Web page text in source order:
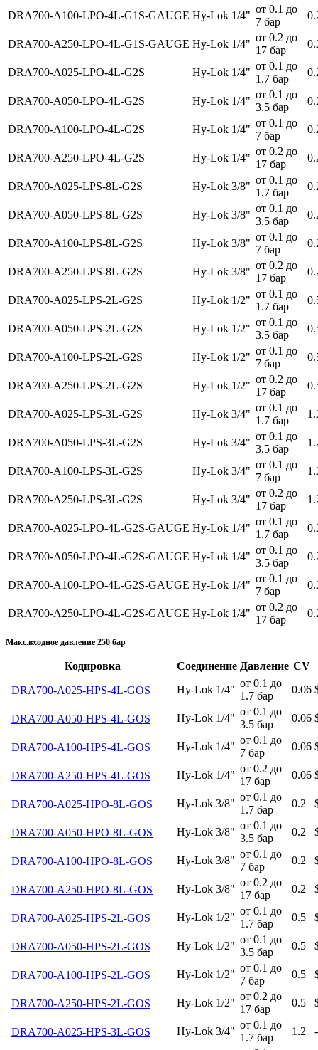
DRA700-A100-LPO-4L-G1S-GAUGE Hy-Lok 1/4"
от 0.1 до
7 бар
DRA700-A250-LPO-4L-G1S-GAUGE Hy-Lok 1/4"
от 0.2 до
17 бар
DRA700-A025-LPO-4L-G2S Hy-Lok 1/4"
от 0.1 до
1.7 бар
DRA700-A050-LPO-4L-G2S Hy-Lok 1/4"
от 0.1 до
3.5 бар
DRA700-A100-LPO-4L-G2S Hy-Lok 1/4"
от 0.1 до
7 бар
DRA700-A250-LPO-4L-G2S Hy-Lok 1/4"
от 0.2 до
17 бар
DRA700-A025-LPS-8L-G2S Hy-Lok 3/8"
от 0.1 до
1.7 бар
DRA700-A050-LPS-8L-G2S Hy-Lok 3/8"
от 0.1 до
3.5 бар
DRA700-A100-LPS-8L-G2S Hy-Lok 3/8"
от 0.1 до
7 бар
DRA700-A250-LPS-8L-G2S Hy-Lok 3/8"
от 0.2 до
17 бар
DRA700-A025-LPS-2L-G2S Hy-Lok 1/2"
от 0.1 до
1.7 бар
DRA700-A050-LPS-2L-G2S Hy-Lok 1/2"
от 0.1 до
3.5 бар
DRA700-A100-LPS-2L-G2S Hy-Lok 1/2"
от 0.1 до
7 бар
DRA700-A250-LPS-2L-G2S Hy-Lok 1/2"
от 0.2 до
17 бар
DRA700-A025-LPS-3L-G2S Hy-Lok 3/4"
от 0.1 до
1.7 бар
DRA700-A050-LPS-3L-G2S Hy-Lok 3/4"
от 0.1 до
3.5 бар
DRA700-A100-LPS-3L-G2S Hy-Lok 3/4"
от 0.1 до
7 бар
DRA700-A250-LPS-3L-G2S Hy-Lok 3/4"
от 0.2 до
17 бар
DRA700-A025-LPO-4L-G2S-GAUGE Hy-Lok 1/4"
от 0.1 до
1.7 бар
DRA700-A050-LPO-4L-G2S-GAUGE Hy-Lok 1/4"
от 0.1 до
3.5 бар
DRA700-A100-LPO-4L-G2S-GAUGE Hy-Lok 1/4"
от 0.1 до
7 бар
DRA700-A250-LPO-4L-G2S-GAUGE Hy-Lok 1/4"
от 0.2 до
17 бар
Макс.входное давление 250 бар
Кодировка Соединение Давление CV
DRA700-A025-HPS-4L-GOS
Hy-Lok 1/4"
от 0.1 до
1.7 бар
0.06
DRA700-A050-HPS-4L-GOS Hy-Lok 1/4"
от 0.1 до
3.5 бар
0.06
DRA700-A100-HPS-4L-GOS Hy-Lok 1/4"
от 0.1 до
7 бар
0.06
DRA700-A250-HPS-4L-GOS Hy-Lok 1/4"
от 0.2 до
17 бар
0.06
DRA700-A025-HPO-8L-GOS Hy-Lok 3/8"
от 0.1 до
1.7 бар
0.2
DRA700-A050-HPO-8L-GOS Hy-Lok 3/8"
от 0.1 до
3.5 бар
0.2
DRA700-A100-HPO-8L-GOS Hy-Lok 3/8"
от 0.1 до
7 бар
0.2
DRA700-A250-HPO-8L-GOS Hy-Lok 3/8"
от 0.2 до
17 бар
0.2
DRA700-A025-HPS-2L-GOS Hy-Lok 1/2"
от 0.1 до
1.7 бар
0.5
DRA700-A050-HPS-2L-GOS Hy-Lok 1/2"
от 0.1 до
3.5 бар
0.5
DRA700-A100-HPS-2L-GOS Hy-Lok 1/2"
от 0.1 до
7 бар
0.5
DRA700-A250-HPS-2L-GOS Hy-Lok 1/2"
от 0.2 до
17 бар
0.5
DRA700-A025-HPS-3L-GOS Hy-Lok 3/4"
от 0.1 до
1.7 бар
1.2
-